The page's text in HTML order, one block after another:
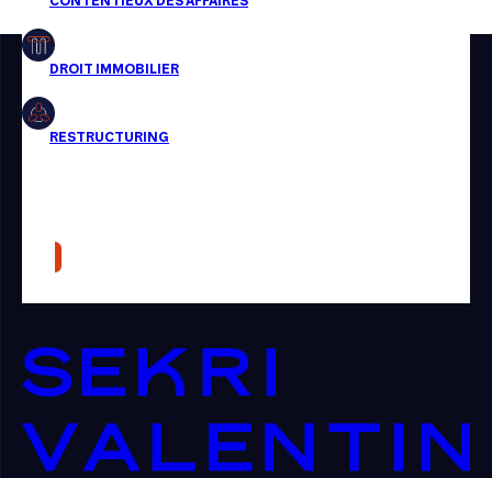
Restructuring
Presse